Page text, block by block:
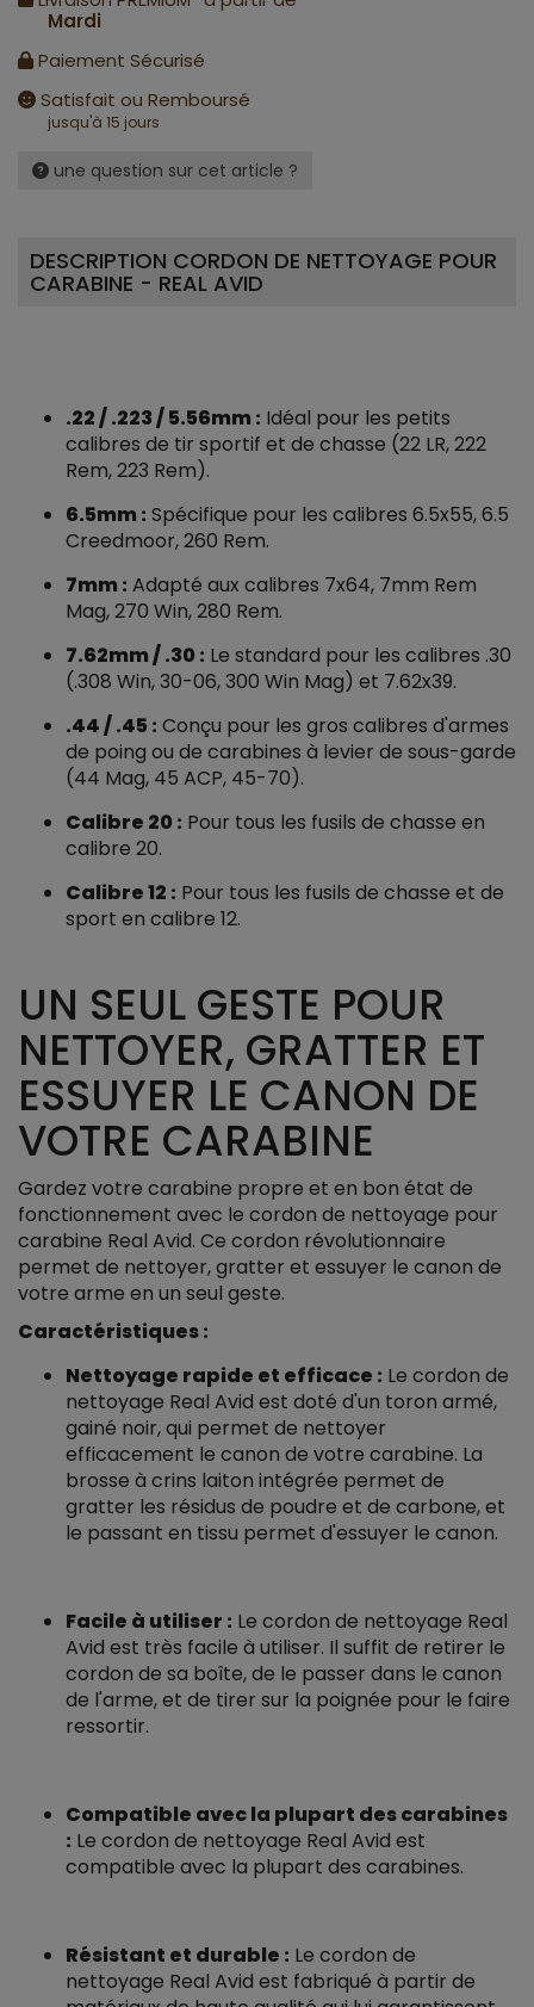
Mardi
Paiement Sécurisé
Satisfait ou Remboursé
jusqu'à 15 jours
une question sur cet article ?
DESCRIPTION CORDON DE NETTOYAGE POUR
CARABINE - REAL AVID
.22 / .223 / 5.56mm : Idéal pour les petits
calibres de tir sportif et de chasse (22 LR, 222
Rem, 223 Rem).
6.5mm : Spécifique pour les calibres 6.5x55, 6.5
Creedmoor, 260 Rem.
7mm : Adapté aux calibres 7x64, 7mm Rem
Mag, 270 Win, 280 Rem.
7.62mm / .30 : Le standard pour les calibres .30
(.308 Win, 30-06, 300 Win Mag) et 7.62x39.
.44 / .45 : Conçu pour les gros calibres d'armes
de poing ou de carabines à levier de sous-garde
(44 Mag, 45 ACP, 45-70).
Calibre 20 : Pour tous les fusils de chasse en
calibre 20.
Calibre 12 : Pour tous les fusils de chasse et de
sport en calibre 12.
UN SEUL GESTE POUR
NETTOYER, GRATTER ET
ESSUYER LE CANON DE
VOTRE CARABINE
Gardez votre carabine propre et en bon état de
fonctionnement avec le cordon de nettoyage pour
carabine Real Avid. Ce cordon révolutionnaire
permet de nettoyer, gratter et essuyer le canon de
votre arme en un seul geste.
Caractéristiques :
Nettoyage rapide et efficace : Le cordon de
nettoyage Real Avid est doté d'un toron armé,
gainé noir, qui permet de nettoyer
efficacement le canon de votre carabine. La
brosse à crins laiton intégrée permet de
gratter les résidus de poudre et de carbone, et
le passant en tissu permet d'essuyer le canon.
Facile à utiliser : Le cordon de nettoyage Real
Avid est très facile à utiliser. Il suffit de retirer le
cordon de sa boîte, de le passer dans le canon
de l'arme, et de tirer sur la poignée pour le faire
ressortir.
Compatible avec la plupart des carabines
: Le cordon de nettoyage Real Avid est
compatible avec la plupart des carabines.
Résistant et durable : Le cordon de
nettoyage Real Avid est fabriqué à partir de